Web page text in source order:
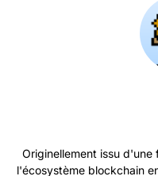
Originellement issu d'une
l'écosystème blockchain